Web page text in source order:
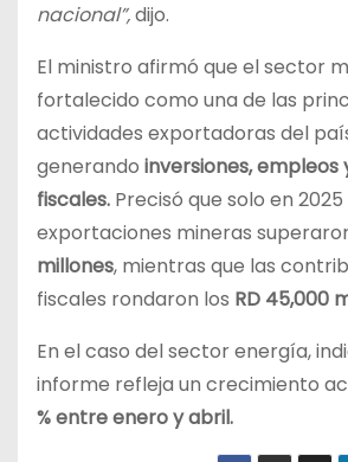
nacional”,dijo.
El ministro afirmó que el sector
fortalecido como una de las
actividades exportadoras del
generando inversiones, empleos
fiscales. Precisó que solo en 2025
exportaciones mineras
millones, mientras que las
fiscales rondaron los RD 45,000
En el caso del sector energía,
informe refleja un crecimiento
% entre enero y abril.